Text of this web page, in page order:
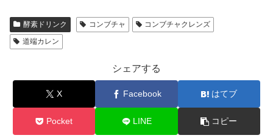
酵素ドリンク コンブチャ
コンブチャクレンズ
道端カレン
シェアする
X Facebook はてブ
Pocket LINE コピー